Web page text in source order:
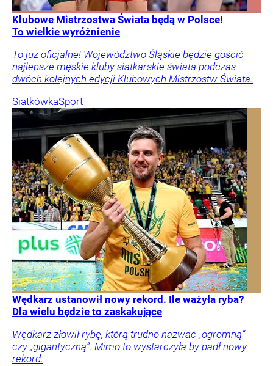
Klubowe Mistrzostwa Świata będą w Polsce!
To wielkie wyróżnienie
To już oficjalne! Województwo Śląskie będzie gościć
najlepsze męskie kluby siatkarskie świata podczas
dwóch kolejnych edycji Klubowych Mistrzostw Świata.
SiatkówkaSport
Wędkarz ustanowił nowy rekord. Ile ważyła ryba?
Dla wielu będzie to zaskakujące
Wędkarz złowił rybę, którą trudno nazwać „ogromną”
czy „gigantyczną”. Mimo to wystarczyła by padł nowy
rekord.